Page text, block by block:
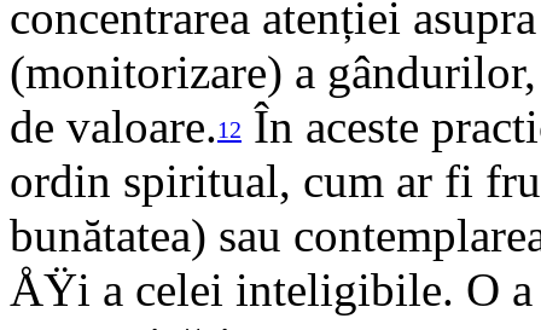
concentrarea atenției
(monitorizare) a
de valoare.12 În aceste
ordin spiritual, cum ar fi
bunătatea) sau
ÅŸi a celei inteligibile. O